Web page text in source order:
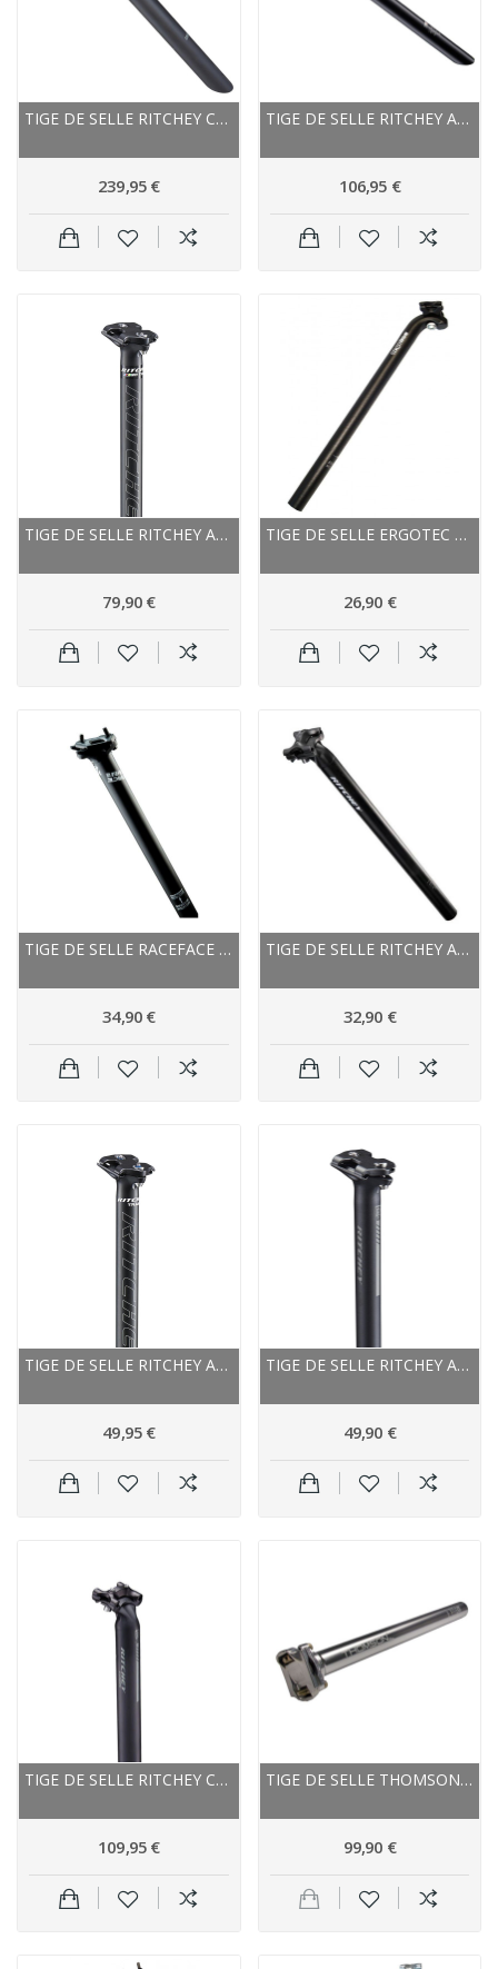
TIGE DE SELLE RITCHEY CARBON VTT ROUTE WCS...
239,95 €
TIGE DE SELLE RITCHEY ALU VTT ROUTE WCS LINK...
106,95 €
TIGE DE SELLE RITCHEY ALU VTT ROUTE WCS TRAIL...
79,90 €
TIGE DE SELLE ERGOTEC ALU VTT XTASY HOOK NOIR
26,90 €
TIGE DE SELLE RACEFACE ALU VTT RIDE NOIR DÉCOR...
34,90 €
TIGE DE SELLE RITCHEY ALU VTT ROUTE V2 NOIR MAT...
32,90 €
TIGE DE SELLE RITCHEY ALU VTT ROUTE COMP TRAIL...
49,95 €
TIGE DE SELLE RITCHEY ALU VTT ROUTE COMP V2...
49,90 €
TIGE DE SELLE RITCHEY CARBON VTT ROUTE COMP V2...
109,95 €
TIGE DE SELLE THOMSON ALU ROUTE VTT ELITE 410...
99,90 €